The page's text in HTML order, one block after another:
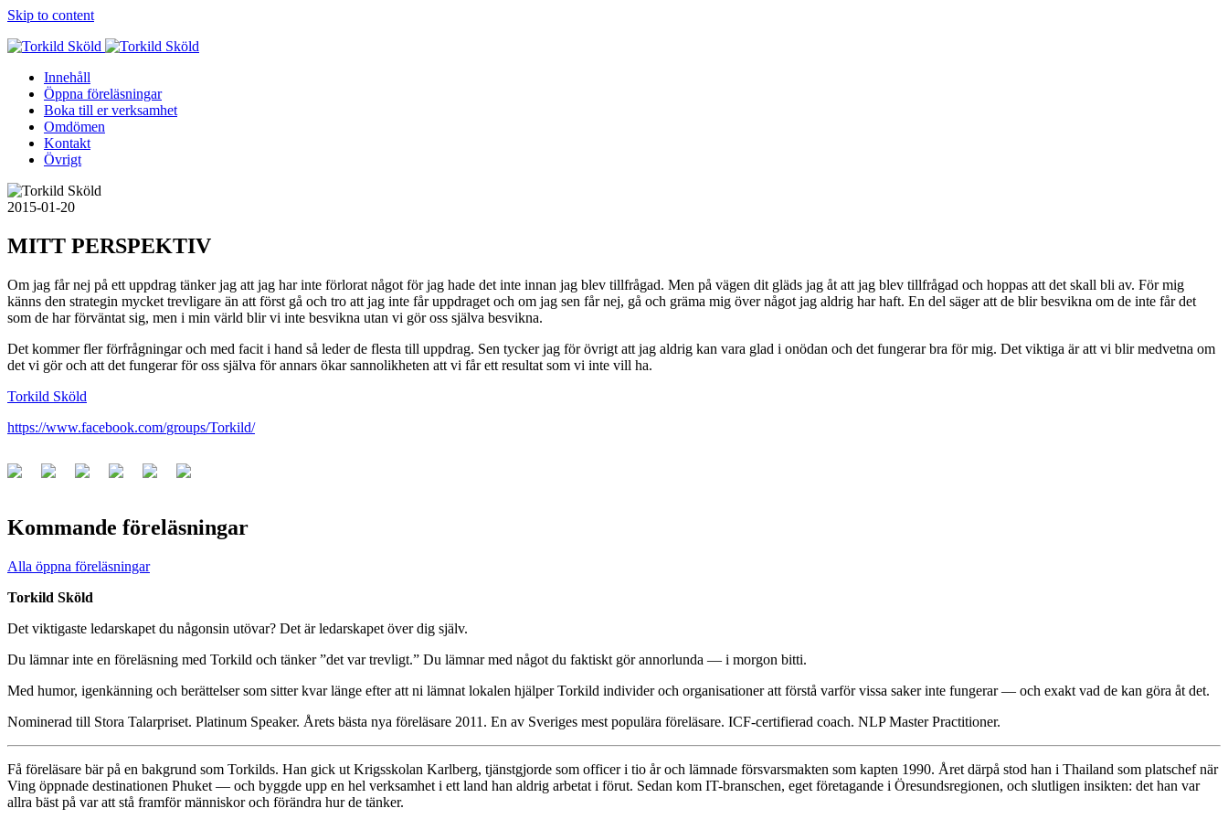
Skip to content
Innehåll
Öppna föreläsningar
Boka till er verksamhet
Omdömen
Kontakt
Övrigt
2015-01-20
MITT PERSPEKTIV
Om jag får nej på ett uppdrag tänker jag att jag har inte förlorat något för jag hade det inte innan jag blev tillfrågad. Men på vägen dit gläds jag åt att jag blev tillfrågad och hoppas att det skall bli av. För mig
känns den strategin mycket trevligare än att först gå och tro att jag inte får uppdraget och om jag sen får nej, gå och gräma mig över något jag aldrig har haft. En del säger att de blir besvikna om de inte får det
som de har förväntat sig, men i min värld blir vi inte besvikna utan vi gör oss själva besvikna.
Det kommer fler förfrågningar och med facit i hand så leder de flesta till uppdrag. Sen tycker jag för övrigt att jag aldrig kan vara glad i onödan och det fungerar bra för mig. Det viktiga är att vi blir medvetna om
det vi gör och att det fungerar för oss själva för annars ökar sannolikheten att vi får ett resultat som vi inte vill ha.
Torkild Sköld
https://www.facebook.com/groups/Torkild/
Kommande föreläsningar
Alla öppna föreläsningar
Torkild Sköld
Det viktigaste ledarskapet du någonsin utövar? Det är ledarskapet över dig själv.
Du lämnar inte en föreläsning med Torkild och tänker ”det var trevligt.” Du lämnar med något du faktiskt gör annorlunda — i morgon bitti.
Med humor, igenkänning och berättelser som sitter kvar länge efter att ni lämnat lokalen hjälper Torkild individer och organisationer att förstå varför vissa saker inte fungerar — och exakt vad de kan göra åt det.
Nominerad till Stora Talarpriset. Platinum Speaker. Årets bästa nya föreläsare 2011. En av Sveriges mest populära föreläsare. ICF-certifierad coach. NLP Master Practitioner.
Få föreläsare bär på en bakgrund som Torkilds. Han gick ut Krigsskolan Karlberg, tjänstgjorde som officer i tio år och lämnade försvarsmakten som kapten 1990. Året därpå stod han i Thailand som platschef när
Ving öppnade destinationen Phuket — och byggde upp en hel verksamhet i ett land han aldrig arbetat i förut. Sedan kom IT-branschen, eget företagande i Öresundsregionen, och slutligen insikten: det han var
allra bäst på var att stå framför människor och förändra hur de tänker.